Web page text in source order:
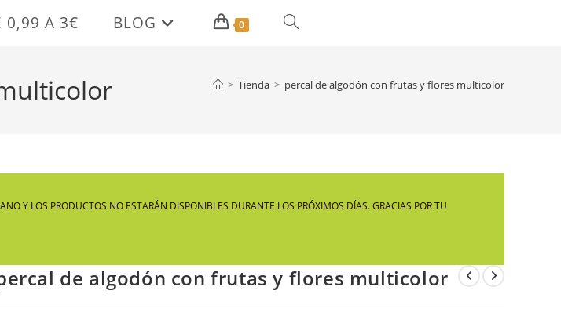
0,99 A 3€ BLOG 0 ALTERNAR
WEB
> Tienda > percal de algodón con frutas y flores multicolor
Y LOS PRODUCTOS NO ESTARÁN DISPONIBLES DURANTE LOS PRÓXIMOS DÍAS. GRACIAS POR TU
de algodón con frutas y flores multicolor